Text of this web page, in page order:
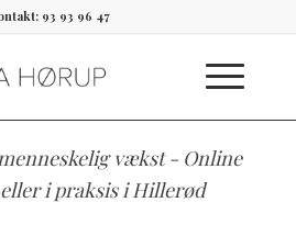
93 93 96 47
vækst - Online
i praksis i Hillerød